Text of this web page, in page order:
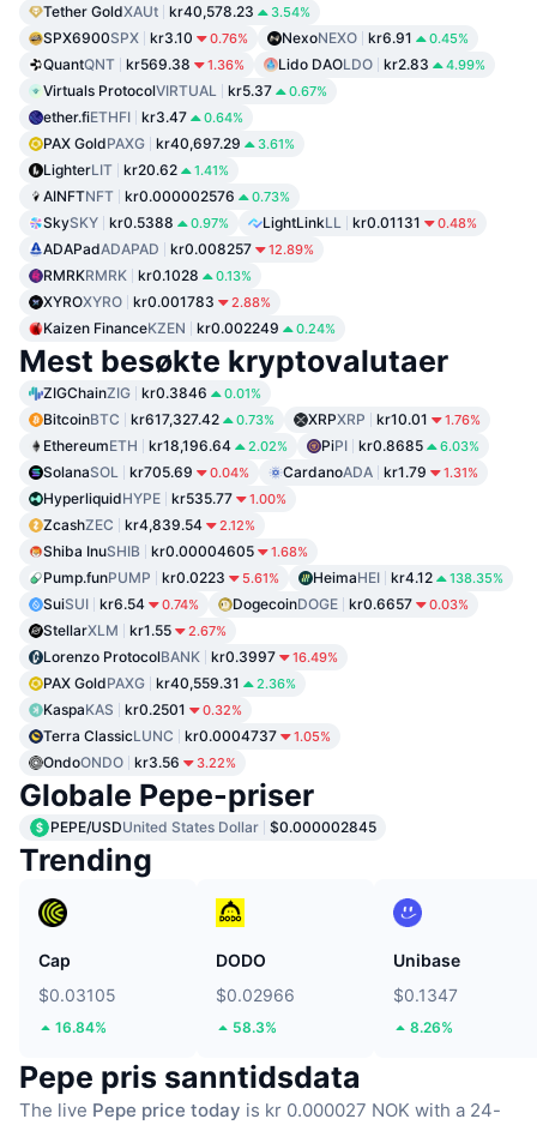
Tether GoldXAUt kr40,578.23 3.54%
SPX6900SPX kr3.10 0.76% NexoNEXO kr6.91 0.45%
QuantQNT kr569.38 1.36% Lido DAOLDO kr2.83 4.99%
Virtuals ProtocolVIRTUAL kr5.37 0.67%
ether.fiETHFI kr3.47 0.64%
PAX GoldPAXG kr40,697.29 3.61%
LighterLIT kr20.62 1.41%
AINFTNFT kr0.000002576 0.73%
SkySKY kr0.5388 0.97% LightLinkLL kr0.01131 0.48%
ADAPadADAPAD kr0.008257 12.89%
RMRKRMRK kr0.1028 0.13%
XYROXYRO kr0.001783 2.88%
Kaizen FinanceKZEN kr0.002249 0.24%
Mest besøkte kryptovalutaer
ZIGChainZIG kr0.3846 0.01%
BitcoinBTC kr617,327.42 0.73% XRPXRP kr10.01 1.76%
EthereumETH kr18,196.64 2.02% PiPI kr0.8685 6.03%
SolanaSOL kr705.69 0.04% CardanoADA kr1.79 1.31%
HyperliquidHYPE kr535.77 1.00%
ZcashZEC kr4,839.54 2.12%
Shiba InuSHIB kr0.00004605 1.68%
Pump.funPUMP kr0.0223 5.61% HeimaHEI kr4.12 138.35%
SuiSUI kr6.54 0.74% DogecoinDOGE kr0.6657 0.03%
StellarXLM kr1.55 2.67%
Lorenzo ProtocolBANK kr0.3997 16.49%
PAX GoldPAXG kr40,559.31 2.36%
KaspaKAS kr0.2501 0.32%
Terra ClassicLUNC kr0.0004737 1.05%
OndoONDO kr3.56 3.22%
Globale Pepe-priser
PEPE/USDUnited States Dollar $0.000002845
Trending
Cap
$0.03105
16.84%
DODO
$0.02966
58.3%
Unibase
$0.1347
8.26%
Pepe pris sanntidsdata
The live Pepe price today is kr 0.000027 NOK with a 24-